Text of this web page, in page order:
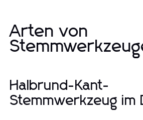
Arten von
Halbrund-Kant-
Stemmwerkzeug im